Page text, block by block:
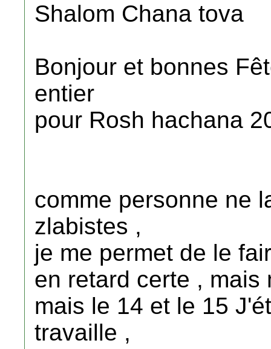
Shalom Chana tova
Bonjour et bonnes
entier
pour Rosh hachana
comme personne ne
zlabistes ,
je me permet de le
en retard certe , mais
mais le 14 et le 15
travaille ,